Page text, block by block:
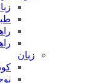
زبان